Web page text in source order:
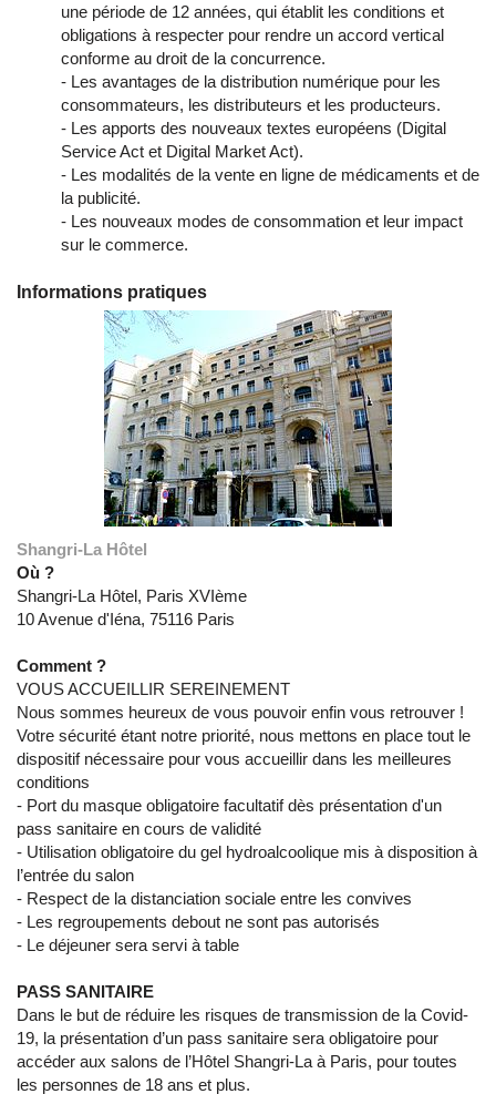
une période de 12 années, qui établit les conditions et
obligations à respecter pour rendre un accord vertical
conforme au droit de la concurrence.
- Les avantages de la distribution numérique pour les
consommateurs, les distributeurs et les producteurs.
- Les apports des nouveaux textes européens (Digital
Service Act et Digital Market Act).
- Les modalités de la vente en ligne de médicaments et de
la publicité.
- Les nouveaux modes de consommation et leur impact
sur le commerce.
Informations pratiques
Shangri-La Hôtel
Où ?
Shangri-La Hôtel, Paris XVIème
10 Avenue d'Iéna, 75116 Paris
Comment ?
VOUS ACCUEILLIR SEREINEMENT
Nous sommes heureux de vous pouvoir enfin vous retrouver !
Votre sécurité étant notre priorité, nous mettons en place tout le
dispositif nécessaire pour vous accueillir dans les meilleures
conditions
- Port du masque obligatoire facultatif dès présentation d'un
pass sanitaire en cours de validité
- Utilisation obligatoire du gel hydroalcoolique mis à disposition à
l’entrée du salon
- Respect de la distanciation sociale entre les convives
- Les regroupements debout ne sont pas autorisés
- Le déjeuner sera servi à table
PASS SANITAIRE
Dans le but de réduire les risques de transmission de la Covid-
19, la présentation d’un pass sanitaire sera obligatoire pour
accéder aux salons de l’Hôtel Shangri-La à Paris, pour toutes
les personnes de 18 ans et plus.